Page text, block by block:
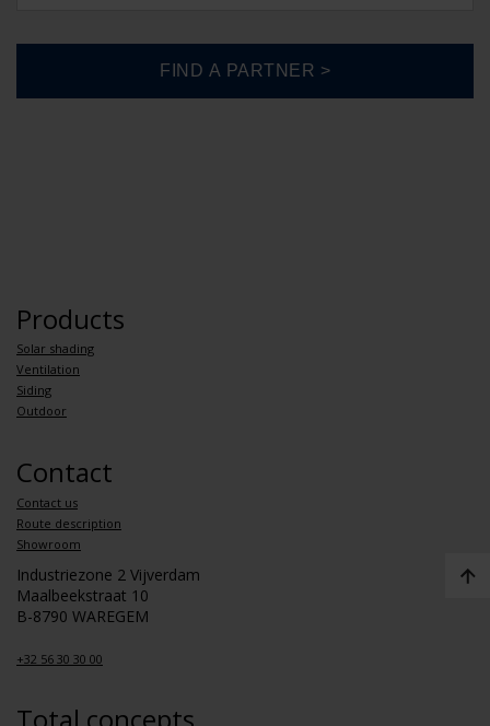
Products
Solar shading
Ventilation
Siding
Outdoor
Contact
Contact us
Route description
Showroom
Industriezone 2 Vijverdam
Maalbeekstraat 10
B-8790 WAREGEM
+32 56 30 30 00